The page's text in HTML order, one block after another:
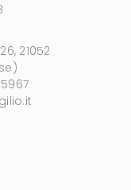
21052